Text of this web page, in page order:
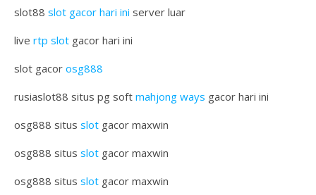
slot88 slot gacor hari ini server luar
live rtp slot gacor hari ini
slot gacor osg888
rusiaslot88 situs pg soft mahjong ways gacor hari ini
osg888 situs slot gacor maxwin
osg888 situs slot gacor maxwin
osg888 situs slot gacor maxwin